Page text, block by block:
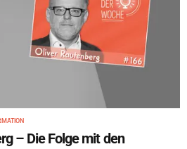
– Die Folge mit den